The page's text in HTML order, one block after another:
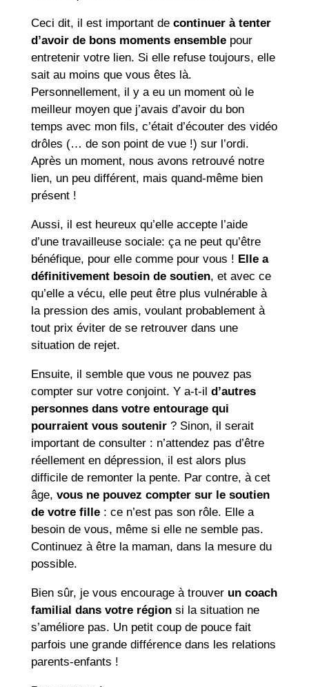
Ceci dit, il est important de continuer à tenter
d’avoir de bons moments ensemblepour
entretenir votre lien. Si elle refuse toujours, elle
sait au moins que vous êtes là.
Personnellement, il y a eu un moment où le
meilleur moyen que j’avais d’avoir du bon
temps avec mon fils, c’était d’écouter des vidéo
drôles (… de son point de vue !) sur l’ordi.
Après un moment, nous avons retrouvé notre
lien, un peu différent, mais quand-même bien
présent !
Aussi, il est heureux qu’elle accepte l’aide
d’une travailleuse sociale: ça ne peut qu’être
bénéfique, pour elle comme pour vous ! Elle a
définitivement besoin de soutien, et avec ce
qu’elle a vécu, elle peut être plus vulnérable à
la pression des amis, voulant probablement à
tout prix éviter de se retrouver dans une
situation de rejet.
Ensuite, il semble que vous ne pouvez pas
compter sur votre conjoint. Y a-t-il d’autres
personnes dans votre entourage qui
pourraient vous soutenir? Sinon, il serait
important de consulter : n’attendez pas d’être
réellement en dépression, il est alors plus
difficile de remonter la pente. Par contre, à cet
âge, vous ne pouvez compter sur le soutien
de votre fille: ce n’est pas son rôle. Elle a
besoin de vous, même si elle ne semble pas.
Continuez à être la maman, dans la mesure du
possible.
Bien sûr, je vous encourage à trouver un coach
familial dans votre régionsi la situation ne
s’améliore pas. Un petit coup de pouce fait
parfois une grande différence dans les relations
parents-enfants !